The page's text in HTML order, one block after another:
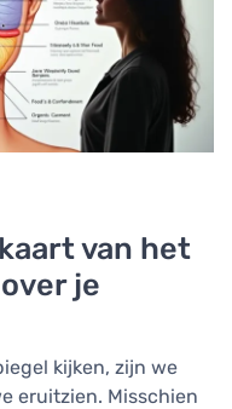
van het
je
kijken, zijn we
eruitzien. Misschien